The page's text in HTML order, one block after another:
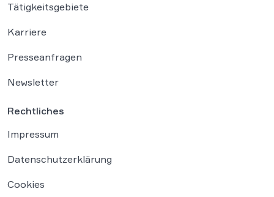
Tätigkeitsgebiete
Karriere
Presseanfragen
Newsletter
Rechtliches
Impressum
Datenschutzerklärung
Cookies